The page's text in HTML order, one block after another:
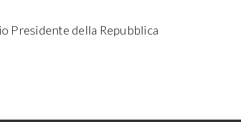
Presidente della Repubblica